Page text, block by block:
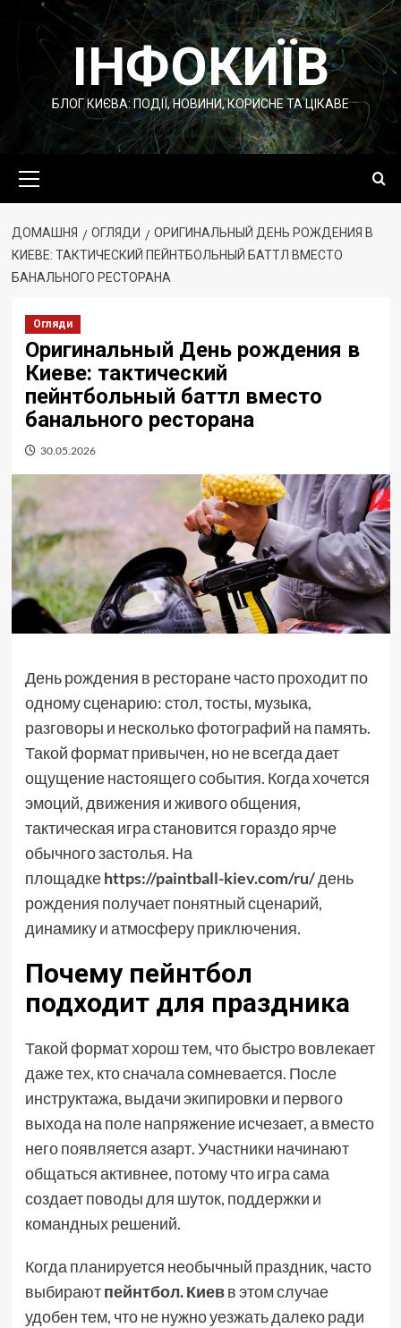
Перейти
ІНФОКИЇВ
БЛОГ КИЄВА: ПОДІЇ, НОВИНИ, КОРИСНЕ ТА ЦІКАВЕ
меню
ДОМАШНЯ ОГЛЯДИ
ОРИГИНАЛЬНЫЙ ДЕНЬ РОЖДЕНИЯ В
КИЕВЕ: ТАКТИЧЕСКИЙ ПЕЙНТБОЛЬНЫЙ БАТТЛ ВМЕСТО
БАНАЛЬНОГО РЕСТОРАНА
Огляди
Оригинальный День рождения в
Киеве: тактический
пейнтбольный баттл вместо
банального ресторана
30.05.2026
День рождения в ресторане часто проходит по
одному сценарию: стол, тосты, музыка,
разговоры и несколько фотографий на память.
Такой формат привычен, но не всегда дает
ощущение настоящего события. Когда хочется
эмоций, движения и живого общения,
тактическая игра становится гораздо ярче
обычного застолья. На
площадке https://paintball-kiev.com/ru/день
рождения получает понятный сценарий,
динамику и атмосферу приключения.
Почему пейнтбол
подходит для праздника
Такой формат хорош тем, что быстро вовлекает
даже тех, кто сначала сомневается. После
инструктажа, выдачи экипировки и первого
выхода на поле напряжение исчезает, а вместо
него появляется азарт. Участники начинают
общаться активнее, потому что игра сама
создает поводы для шуток, поддержки и
командных решений.
Когда планируется необычный праздник, часто
выбираютпейнтбол. Киевв этом случае
удобен тем, что не нужно уезжать далеко ради